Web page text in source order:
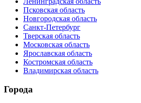
Псковская область
Новгородская область
Санкт-Петербург
Тверская область
Московская область
Ярославская область
Костромская область
Владимирская область
Города